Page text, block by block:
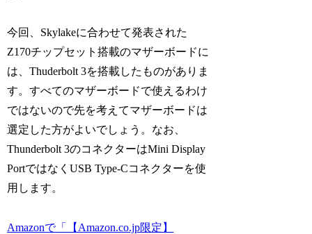
今回、Skylakeに合わせて発表された
Z170チップセット搭載のマザーボードに
は、Thuderbolt 3を搭載したものがありま
す。すべてのマザーボードで使えるわけ
ではないので先を考えてマザーボードは
選定した方がよいでしょう。なお、
Thunderbolt 3のコネクターはMini Display
PortではなくUSB Type-Cコネクターを使
用します。
Amazonで「【Amazon.co.jp限定】